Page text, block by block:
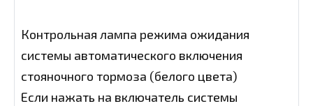
Контрольная лампа режима ожидания
системы автоматического включения
стояночного тормоза (белого цвета)
Если нажать на включатель системы